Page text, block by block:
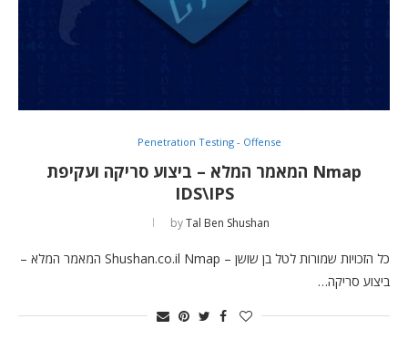
Penetration Testing - Offense
Nmap המאמר המלא – ביצוע סריקה ועקיפת
IDS\IPS
byTal Ben Shushan
כל הזכויות שמורות לטל בן שושן – Shushan.co.il Nmap המאמר המלא –
ביצוע סריקה…